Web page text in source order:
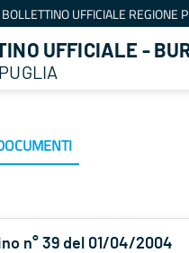
BOLLETTINO UFFICIALE REGIONE
UFFICIALE -
n° 39 del 01/04/2004